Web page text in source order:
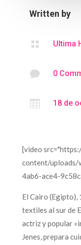
Written by
 Ultima
 0
 18 de
[video
content/
4ab6-ace4-
El Cairo (Egipto),
textiles al sur de
actriz y popular
Jenes, prepara